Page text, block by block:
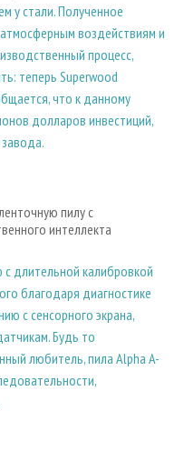
у стали. Полученное
воздействиям и
процесс,
теперь Superwood
что к данному
долларов инвестиций,
пилу с
интеллекта
длительной калибровкой
благодаря диагностике
с сенсорного экрана,
Будь то
любитель, пила Alpha A-